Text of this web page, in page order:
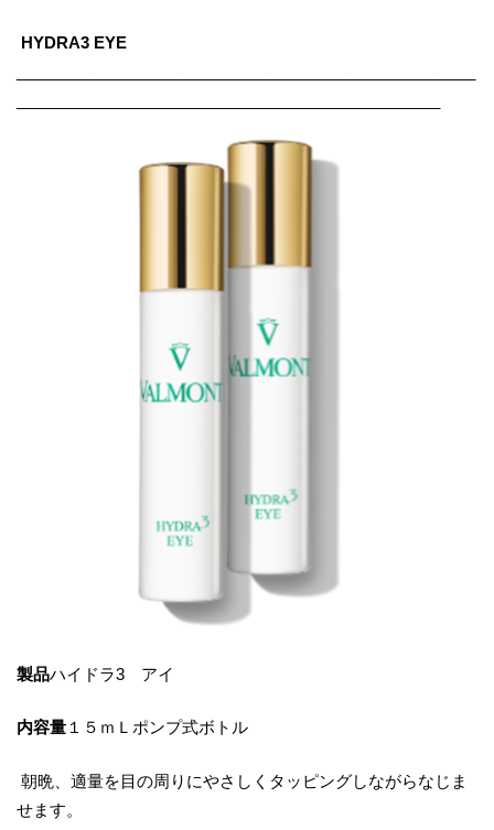
HYDRA3 EYE
製品ハイドラ3 アイ
内容量 １５ｍＬポンプ式ボトル
朝晩、適量を目の周りにやさしくタッピングしながらなじま
せます。